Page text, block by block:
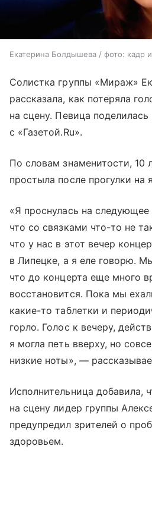
Екатерина Болдышева / фото: кадр
Солистка группы «Мираж»
рассказала, как потеряла
на сцену. Певица
с «Газетой.Ru».
По словам знаменитости, 10
простыла после прогулки на
«Я проснулась на следующее
что со связками что-то не
что у нас в этот вечер
в Липецке, а я еле говорю.
что до концерта еще много
восстановится. Пока мы
какие-то таблетки и
горло. Голос к вечеру,
я могла петь вверху, но
низкие ноты», —
Исполнительница добавила,
на сцену лидер группы
предупредил зрителей о
здоровьем.